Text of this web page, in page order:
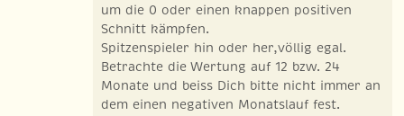
um die 0 oder einen knappen positiven
Schnitt kämpfen.
Spitzenspieler hin oder her,völlig egal.
Betrachte die Wertung auf 12 bzw. 24
Monate und beiss Dich bitte nicht immer an
dem einen negativen Monatslauf fest.